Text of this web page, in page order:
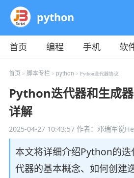
python
首页 编程 手机 软
教程
平面 服务器
首页 > 脚本专栏> python > Python迭代器协议
Python迭代器和生成
详解
2025-04-27 10:43:57作者：邓瑞军说
本文将详细介绍Python的迭
代器的基本概念、如何创建